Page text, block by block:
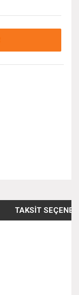
TAKSIT